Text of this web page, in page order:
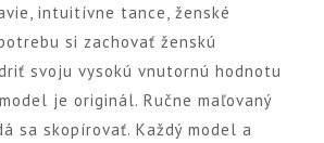
intuitívne tance, ženské
si zachovať ženskú
svoju vysokú vnutornú hodnotu
je originál. Ručne maľovaný
sa skopírovať. Každý model a